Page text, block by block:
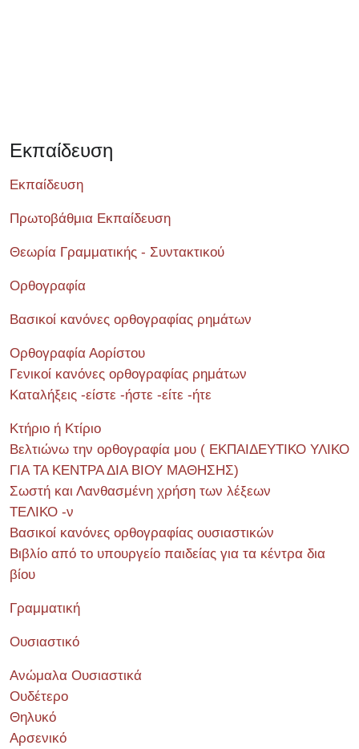
Εκπαίδευση
Εκπαίδευση
Πρωτοβάθμια Εκπαίδευση
Θεωρία Γραμματικής - Συντακτικού
Ορθογραφία
Βασικοί κανόνες ορθογραφίας ρημάτων
Ορθογραφία Αορίστου
Γενικοί κανόνες ορθογραφίας ρημάτων
Καταλήξεις -είστε -ήστε -είτε -ήτε
Κτήριο ή Κτίριο
Βελτιώνω την ορθογραφία μου ( ΕΚΠΑΙΔΕΥΤΙΚΟ ΥΛΙΚΟ
ΓΙΑ ΤΑ ΚΕΝΤΡΑ ΔΙΑ ΒΙΟΥ ΜΑΘΗΣΗΣ)
Σωστή και Λανθασμένη χρήση των λέξεων
ΤΕΛΙΚΟ -ν
Βασικοί κανόνες ορθογραφίας ουσιαστικών
Βιβλίο από το υπουργείο παιδείας για τα κέντρα δια
βίου
Γραμματική
Ουσιαστικό
Ανώμαλα Ουσιαστικά
Ουδέτερο
Θηλυκό
Αρσενικό